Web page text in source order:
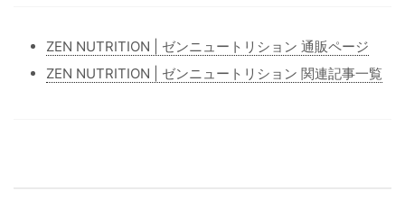
ZEN NUTRITION | ゼンニュートリション 通販ページ
ZEN NUTRITION | ゼンニュートリション 関連記事一覧